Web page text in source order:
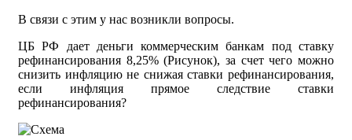
В связи с этим у нас возникли вопросы.
ЦБ РФ дает деньги коммерческим банкам под ставку
рефинансирования 8,25% (Рисунок), за счет чего можно
снизить инфляцию не снижая ставки рефинансирования,
если инфляция прямое следствие ставки
рефинансирования?